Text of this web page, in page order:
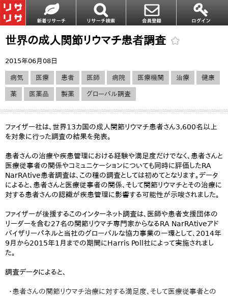
世界の成人関節リウマチ患者調査
2015年06月08日
病気 医療 患者 医師 病院 医療機関 治療 健康
薬 医薬品 製薬 グローバル調査
ファイザー社は、世界13カ国の成人関節リウマチ患者さん3,600名以上
を対象に行った調査の結果を発表。
患者さんの治療や疾患管理における経験や満足度だけでなく、患者さんと
医療従事者の関係やコミュニケーションについても同時に評価したRA
NarRAtive患者調査は、この種の調査としては初めてとなります。データ
によると、患者さんと医療従事者の関係、そして関節リウマチとその治療に
対する患者さんの認識が疾患管理に影響する可能性が示唆されました。
ファイザーが後援するこのインターネット調査は、医師や患者支援団体の
リーダーを含む27名の関節リウマチ専門家からなるRA NarRAtiveアド
バイザリーパネルと当社のグローバルな協力事業の一環として、2014年
9月から2015年1月までの期間にHarris Poll社によって実施されまし
た。
調査データによると、
・患者さんの関節リウマチ治療に対する満足度、そして医療従事者との